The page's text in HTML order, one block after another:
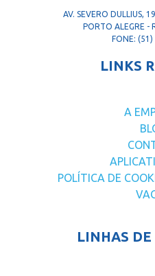
AV. SEVERO DULLIUS,
PORTO ALEGRE -
FONE:
LINKS
A
POLÍTICA DE
LINHAS DE